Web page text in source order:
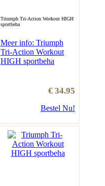
Triumph Tri-Action Workout HIGH
sportbeha
Meer info: Triumph
Tri-Action Workout
HIGH sportbeha
€ 34.95
Bestel Nu!